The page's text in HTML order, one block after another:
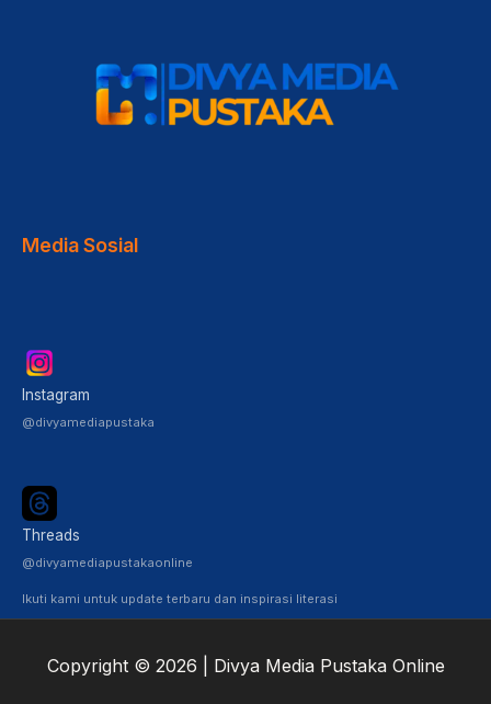
Media Sosial
Instagram
@divyamediapustaka
Threads
@divyamediapustakaonline
Ikuti kami untuk update terbaru dan inspirasi literasi
Copyright © 2026 | Divya Media Pustaka Online